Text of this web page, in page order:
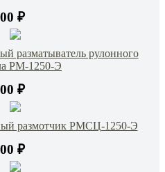
₽
разматыватель рулонного
РМ-1250-Э
₽
размотчик РМСЦ-1250-Э
₽